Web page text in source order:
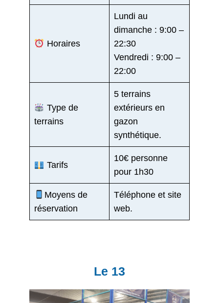
Horaires
Lundi au
dimanche : 9:00 –
22:30
Vendredi : 9:00 –
22:00
Type de
terrains
5 terrains
extérieurs en
gazon
synthétique.
Tarifs
10€ personne
pour 1h30
Moyens de
réservation
Téléphone et site
web.
Le 13